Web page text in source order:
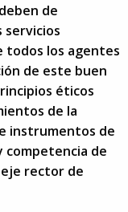
de
servicios
todos los agentes
de este buen
éticos
de la
instrumentos de
competencia de
eje rector de